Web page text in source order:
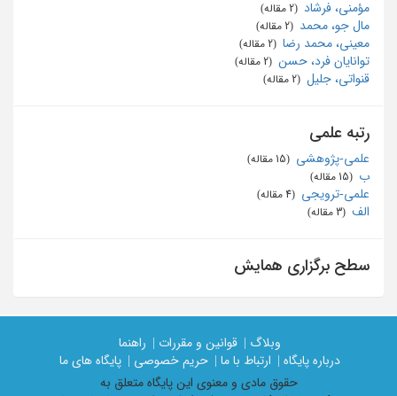
مؤمنی، فرشاد
مال جو، محمد
معینی، محمد رضا
توانایان فرد، حسن
قنواتی، جلیل
رتبه علمی
علمی-پژوهشی
ب
علمی-ترویجی
الف
سطح برگزاری همایش
وبلاگ | قوانین و مقررات |
راهنما
درباره پایگاه |
ارتباط با ما | حریم خصوصی |
پایگاه های ما
حقوق مادی و معنوی اين پايگاه متعلق به